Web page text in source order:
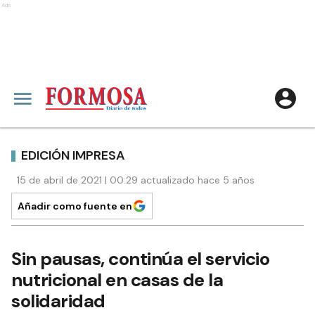
Ads
EDICIÓN IMPRESA
15 de abril de 2021 | 00:29 actualizado hace 5 años
Añadir como fuente en
Sin pausas, continúa el servicio
nutricional en casas de la
solidaridad